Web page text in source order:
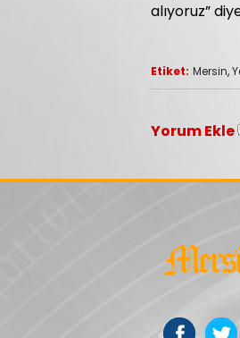
alıyoruz”
Etiket: Mersin,
Yorum Ekle